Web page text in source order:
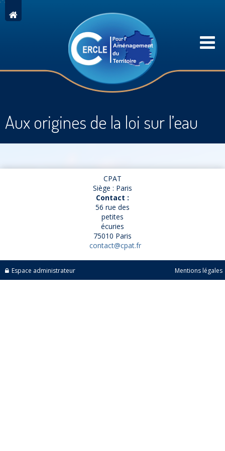
Aux origines de la loi sur l’eau
CPAT
Siège : Paris
Contact :
56 rue des
petites
écuries
75010 Paris
contact@cpat.fr
Espace administrateur Mentions légales